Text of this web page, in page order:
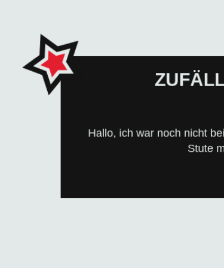
Hallo, ich war noch nicht
Stute
LASS UNS
Schreib uns ein paar
zufällig auf